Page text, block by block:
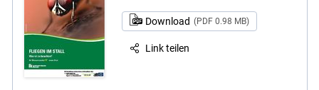
Download (PDF 0.98 MB)
Link teilen